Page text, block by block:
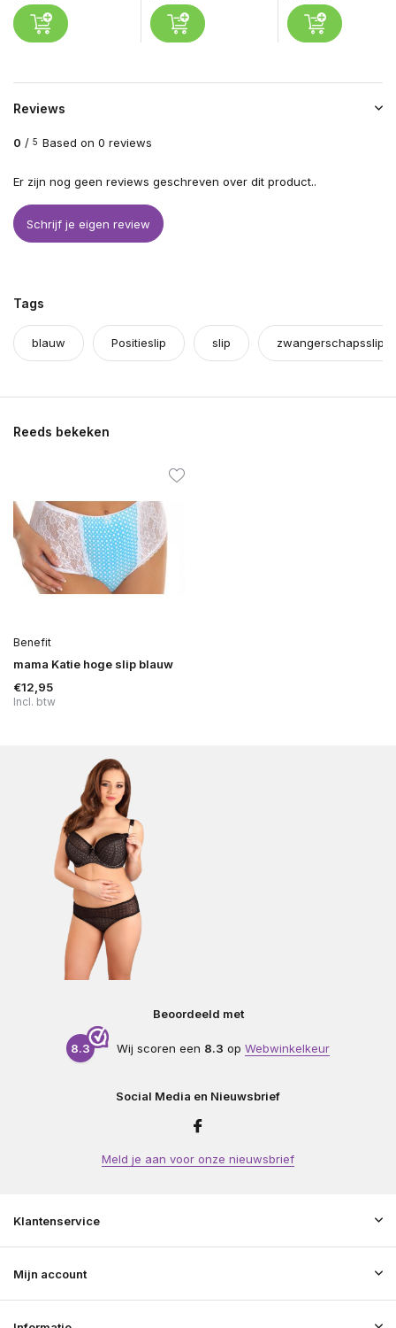
Reviews
0 / 5 Based on 0 reviews
Er zijn nog geen reviews geschreven over dit product..
Schrijf je eigen review
Tags
blauw Positieslip slip zwangerschapsslip
Reeds bekeken
Benefit
mama Katie hoge slip blauw
€12,95
Incl. btw
Beoordeeld met
8.3 Wij scoren een 8.3 op Webwinkelkeur
Social Media en Nieuwsbrief
Meld je aan voor onze nieuwsbrief
Klantenservice
Mijn account